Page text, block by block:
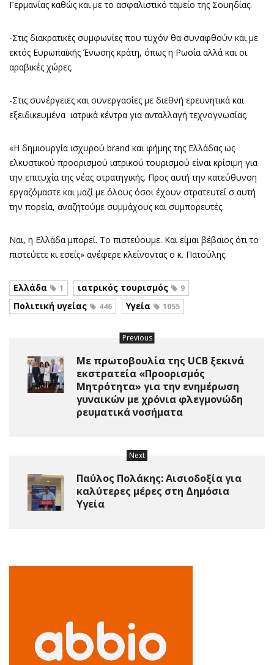
Γερμανίας καθώς και με το ασφαλιστικό ταμείο της Σουηδίας.
-Στις διακρατικές συμφωνίες που τυχόν θα συναφθούν και με
εκτός Ευρωπαϊκής Ένωσης κράτη, όπως η Ρωσία αλλά και οι
αραβικές χώρες.
-Στις συνέργειες και συνεργασίες με διεθνή ερευνητικά και
εξειδικευμένα ιατρικά κέντρα για ανταλλαγή τεχνογνωσίας.
«Η δημιουργία ισχυρού brand και φήμης της Ελλάδας ως
ελκυστικού προορισμού ιατρικού τουρισμού είναι κρίσιμη για
την επιτυχία της νέας στρατηγικής. Προς αυτή την κατεύθυνση
εργαζόμαστε και μαζί με όλους όσοι έχουν στρατευτεί σ αυτή
την πορεία, αναζητούμε συμμάχους και συμπορευτές.
Ναι, η Ελλάδα μπορεί. Το πιστεύουμε. Και είμαι βέβαιος ότι το
πιστεύετε κι εσείς» ανέφερε κλείνοντας ο κ. Πατούλης.
Ελλάδα 1 ιατρικός τουρισμός 9
Πολιτική υγείας 446 Υγεία 1055
Previous
Με πρωτοβουλία της UCB ξεκινά
εκστρατεία «Προορισμός
Μητρότητα» για την ενημέρωση
γυναικών με χρόνια φλεγμονώδη
ρευματικά νοσήματα
Next
Παύλος Πολάκης: Αισιοδοξία για
καλύτερες μέρες στη Δημόσια
Υγεία